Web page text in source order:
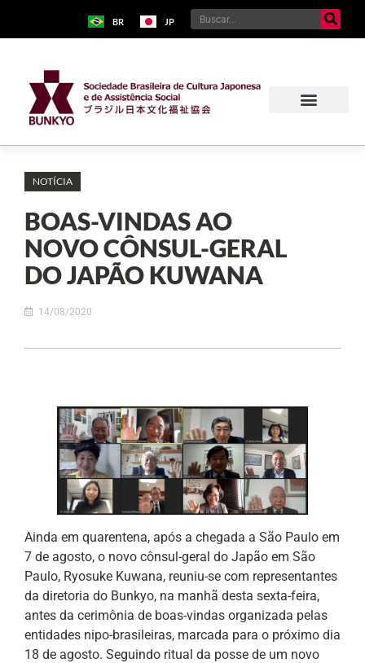
BR JP
NOTÍCIA
BOAS-VINDAS AO
NOVO CÔNSUL-GERAL
DO JAPÃO KUWANA
14/08/2020
Ainda em quarentena, após a chegada a São Paulo em
7 de agosto, o novo cônsul-geral do Japão em São
Paulo, Ryosuke Kuwana, reuniu-se com representantes
da diretoria do Bunkyo, na manhã desta sexta-feira,
antes da cerimônia de boas-vindas organizada pelas
entidades nipo-brasileiras, marcada para o próximo dia
18 de agosto. Seguindo ritual da posse de um novo